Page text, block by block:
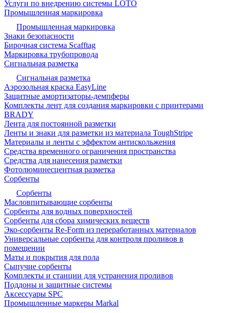
Услуги по внедрению системы LOTO
Промышленная маркировка
Промышленная маркировка
Знаки безопасности
Бирочная система Scafftag
Маркировка трубопровода
Сигнальная разметка
Сигнальная разметка
Аэрозольная краска EasyLine
Защитные амортизаторы-демпферы
Комплекты лент для создания маркировки с принтерами
BRADY
Лента для постоянной разметки
Ленты и знаки для разметки из материала ToughStripe
Материалы и ленты с эффектом антискольжения
Средства временного ограничения пространства
Средства для нанесения разметки
Фотолюминесцентная разметка
Сорбенты
Сорбенты
Масловпитывающие сорбенты
Сорбенты для водных поверхностей
Сорбенты для сбора химических веществ
Эко-сорбенты Re-Form из переработанных материалов
Универсальные сорбенты для контроля проливов в
помещении
Маты и покрытия для пола
Сыпучие сорбенты
Комплекты и станции для устранения проливов
Поддоны и защитные системы
Аксессуары SPC
Промышленные маркеры Markal